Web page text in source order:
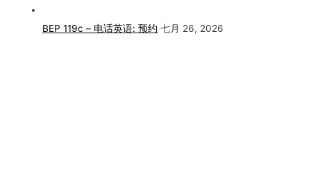
BEP 119c – 电话英语: 预约 七月 26, 2026